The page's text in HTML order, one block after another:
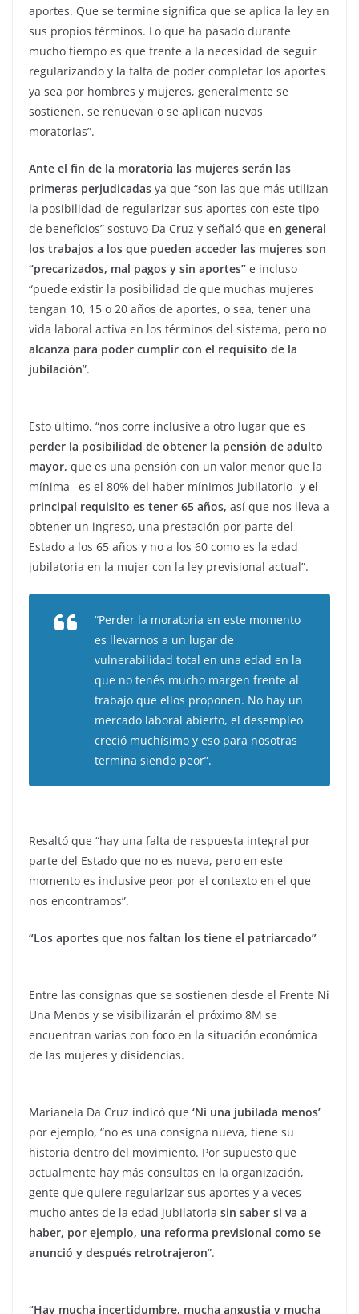
aportes. Que se termine significa que se aplica la ley en
sus propios términos. Lo que ha pasado durante
mucho tiempo es que frente a la necesidad de seguir
regularizando y la falta de poder completar los aportes
ya sea por hombres y mujeres, generalmente se
sostienen, se renuevan o se aplican nuevas
moratorias”.
Ante el fin de la moratoria las mujeres serán las
primeras perjudicadas ya que “son las que más utilizan
la posibilidad de regularizar sus aportes con este tipo
de beneficios” sostuvo Da Cruz y señaló que en general
los trabajos a los que pueden acceder las mujeres son
“precarizados, mal pagos y sin aportes” e incluso
“puede existir la posibilidad de que muchas mujeres
tengan 10, 15 o 20 años de aportes, o sea, tener una
vida laboral activa en los términos del sistema, pero no
alcanza para poder cumplir con el requisito de la
jubilación”.
Esto último, “nos corre inclusive a otro lugar que es
perder la posibilidad de obtener la pensión de adulto
mayor, que es una pensión con un valor menor que la
mínima –es el 80% del haber mínimos jubilatorio- y el
principal requisito es tener 65 años, así que nos lleva a
obtener un ingreso, una prestación por parte del
Estado a los 65 años y no a los 60 como es la edad
jubilatoria en la mujer con la ley previsional actual”.
“Perder la moratoria en este momento
es llevarnos a un lugar de
vulnerabilidad total en una edad en la
que no tenés mucho margen frente al
trabajo que ellos proponen. No hay un
mercado laboral abierto, el desempleo
creció muchísimo y eso para nosotras
termina siendo peor”.
Resaltó que “hay una falta de respuesta integral por
parte del Estado que no es nueva, pero en este
momento es inclusive peor por el contexto en el que
nos encontramos”.
“Los aportes que nos faltan los tiene el patriarcado”
Entre las consignas que se sostienen desde el Frente Ni
Una Menos y se visibilizarán el próximo 8M se
encuentran varias con foco en la situación económica
de las mujeres y disidencias.
Marianela Da Cruz indicó que ‘Ni una jubilada menos’
por ejemplo, “no es una consigna nueva, tiene su
historia dentro del movimiento. Por supuesto que
actualmente hay más consultas en la organización,
gente que quiere regularizar sus aportes y a veces
mucho antes de la edad jubilatoria sin saber si va a
haber, por ejemplo, una reforma previsional como se
anunció y después retrotrajeron”.
“Hay mucha incertidumbre, mucha angustia y mucha